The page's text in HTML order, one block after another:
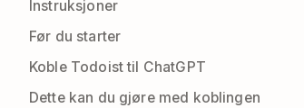
Instruksjoner
Før du starter
Koble Todoist til ChatGPT
Dette kan du gjøre med koblingen